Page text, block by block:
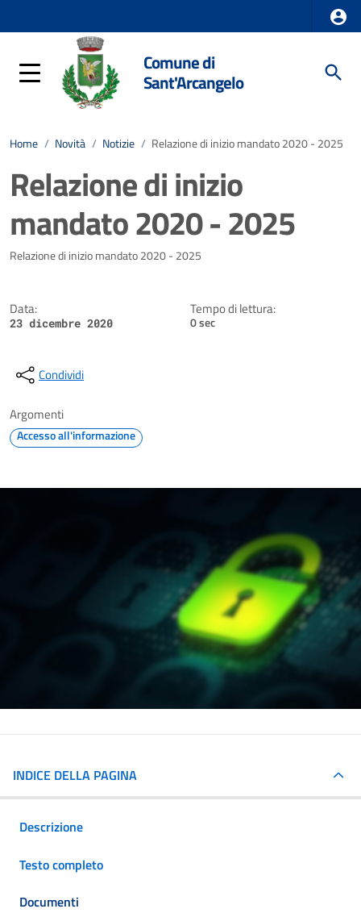
Comune di
Sant'Arcangelo
Home / Novità / Notizie / Relazione di inizio mandato 2020 - 2025
Relazione di inizio
mandato 2020 - 2025
Dettagli della notizia
Relazione di inizio mandato 2020 - 2025
Data:
23 dicembre 2020
Tempo di lettura:
0 sec
Condividi
Argomenti
Accesso all'informazione
INDICE DELLA PAGINA
Descrizione
Testo completo
Documenti